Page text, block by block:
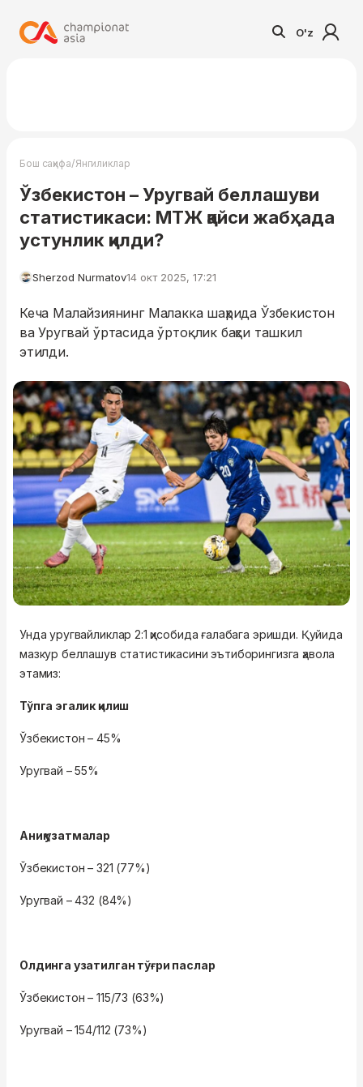
O'z
Бош саҳифа/Янгиликлар
Ўзбекистон – Уругвай беллашуви
статистикаси: МТЖ қайси жабҳада
устунлик қилди?
Sherzod Nurmatov14 окт 2025, 17:21
Кеча Малайзиянинг Малакка шаҳрида Ўзбекистон
ва Уругвай ўртасида ўртоқлик баҳси ташкил
этилди.
Унда уругвайликлар 2:1 ҳисобида ғалабага эришди. Қуйида
мазкур беллашув статистикасини эътиборингизга ҳавола
этамиз:
Тўпга эгалик қилиш
Ўзбекистон – 45%
Уругвай – 55%
Аниқ узатмалар
Ўзбекистон – 321 (77%)
Уругвай – 432 (84%)
Олдинга узатилган тўғри паслар
Ўзбекистон – 115/73 (63%)
Уругвай – 154/112 (73%)